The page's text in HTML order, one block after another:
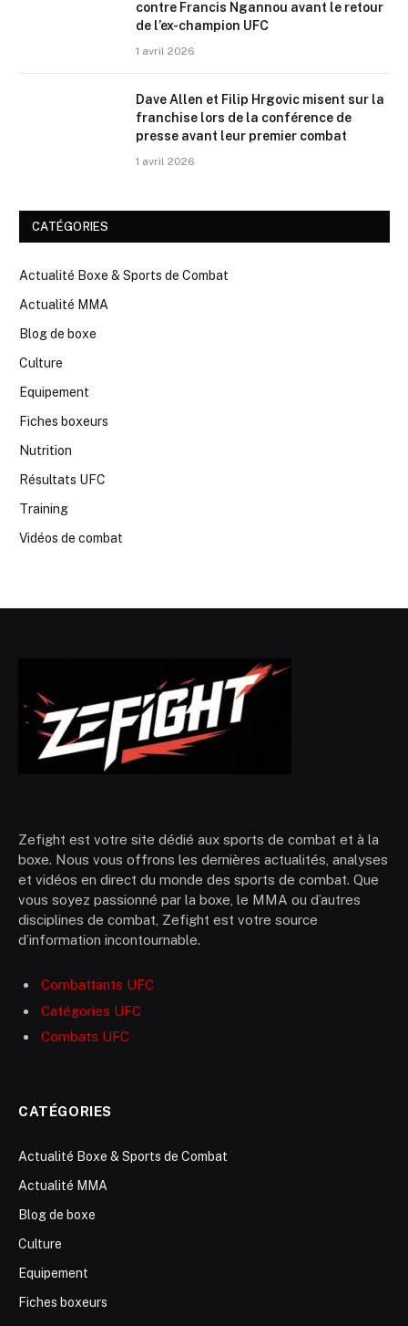
contre Francis Ngannou avant le retour
de l’ex-champion UFC
1 avril 2026
Dave Allen et Filip Hrgovic misent sur la
franchise lors de la conférence de
presse avant leur premier combat
1 avril 2026
CATÉGORIES
Actualité Boxe & Sports de Combat
Actualité MMA
Blog de boxe
Culture
Equipement
Fiches boxeurs
Nutrition
Résultats UFC
Training
Vidéos de combat
Zefight est votre site dédié aux sports de combat et à la
boxe. Nous vous offrons les dernières actualités, analyses
et vidéos en direct du monde des sports de combat. Que
vous soyez passionné par la boxe, le MMA ou d’autres
disciplines de combat, Zefight est votre source
d’information incontournable.
Combattants UFC
Catégories UFC
Combats UFC
CATÉGORIES
Actualité Boxe & Sports de Combat
Actualité MMA
Blog de boxe
Culture
Equipement
Fiches boxeurs